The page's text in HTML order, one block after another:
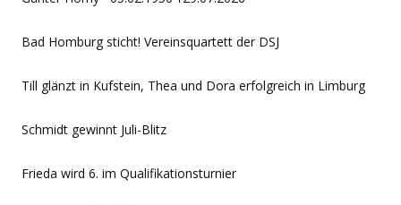
Bad Homburg sticht! Vereinsquartett der DSJ
Till glänzt in Kufstein, Thea und Dora erfolgreich in Limburg
Schmidt gewinnt Juli-Blitz
Frieda wird 6. im Qualifikationsturnier